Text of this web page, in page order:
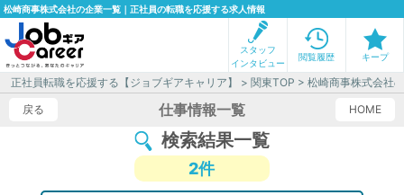
松崎商事株式会社の企業一覧｜正社員の転職を応援する求人情報
スタッフ
インタビュー
閲覧履歴 キープ
正社員転職を応援する【ジョブギアキャリア】 >関東TOP > 松崎商事株式会社
戻る
HOME
仕事情報一覧
検索結果一覧
2件